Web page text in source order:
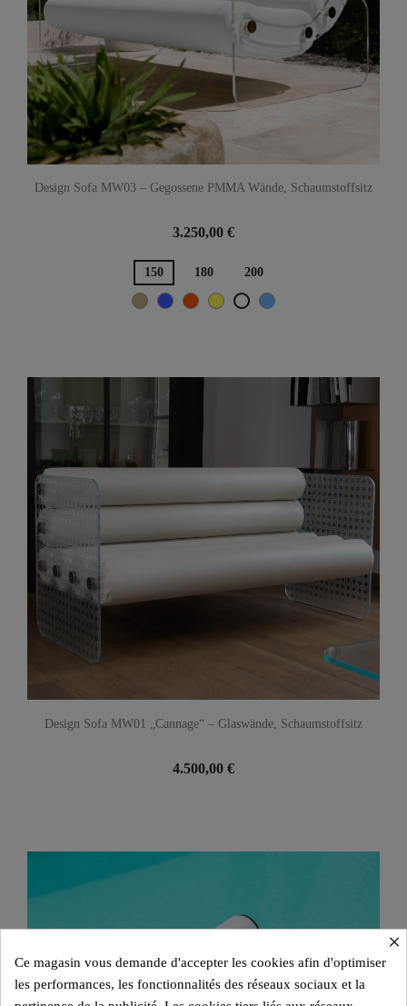
Design Sofa MW03 – Gegossene PMMA Wände, Schaumstoffsitz
3.250,00 €
150 180 200
BeigeBlauOrangeGelbWeißTÜRKISCH-
Design Sofa MW01 „Cannage“ – Glaswände, Schaumstoffsitz
4.500,00 €
×
Ce magasin vous demande d'accepter les cookies afin d'optimiser
les performances, les fonctionnalités des réseaux sociaux et la